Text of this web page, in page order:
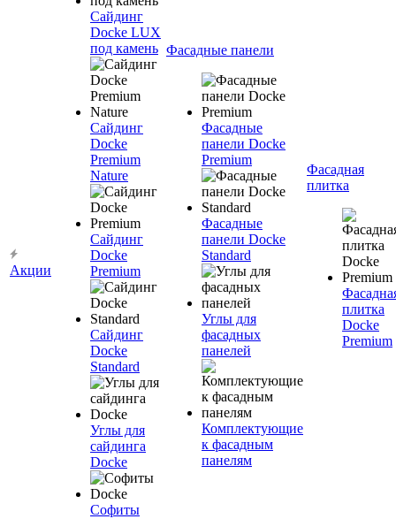
Акции
Сайдинг
Docke LUX
под камень
Сайдинг
Docke
Premium
Nature
Сайдинг
Docke
Premium
Сайдинг
Docke
Standard
Углы для
сайдинга
Docke
Софиты
Фасадные панели
Фасадные
панели Docke
Premium
Фасадные
панели Docke
Standard
Углы для
фасадных
панелей
Комплектующие
к фасадным
панелям
Фасадная
плитка
плитка
Docke
Premium